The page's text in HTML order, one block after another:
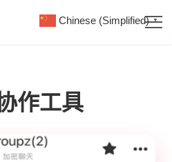
作工具
Chinese (Simplified) ▼